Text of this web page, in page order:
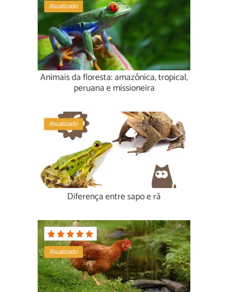
Atualizado
Animais da floresta: amazônica, tropical,
peruana e missioneira
Atualizado
Diferença entre sapo e rã
Atualizado